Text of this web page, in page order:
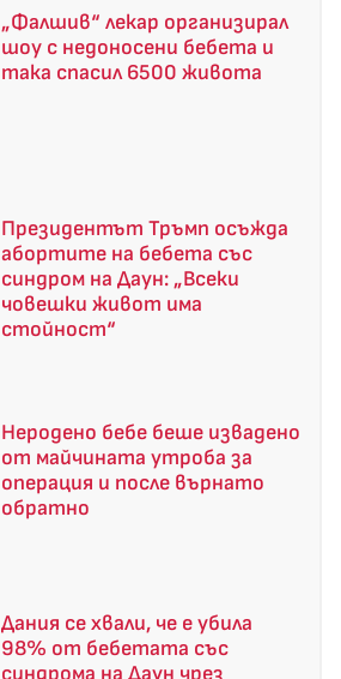
„Фалшив“ лекар организирал
шоу с недоносени бебета и
така спасил 6500 живота
Президентът Тръмп осъжда
абортите на бебета със
синдром на Даун: „Всеки
човешки живот има
стойност“
Неродено бебе беше извадено
от майчината утроба за
операция и после върнато
обратно
Дания се хвали, че е убила
98% от бебетата със
синдрома на Даун чрез